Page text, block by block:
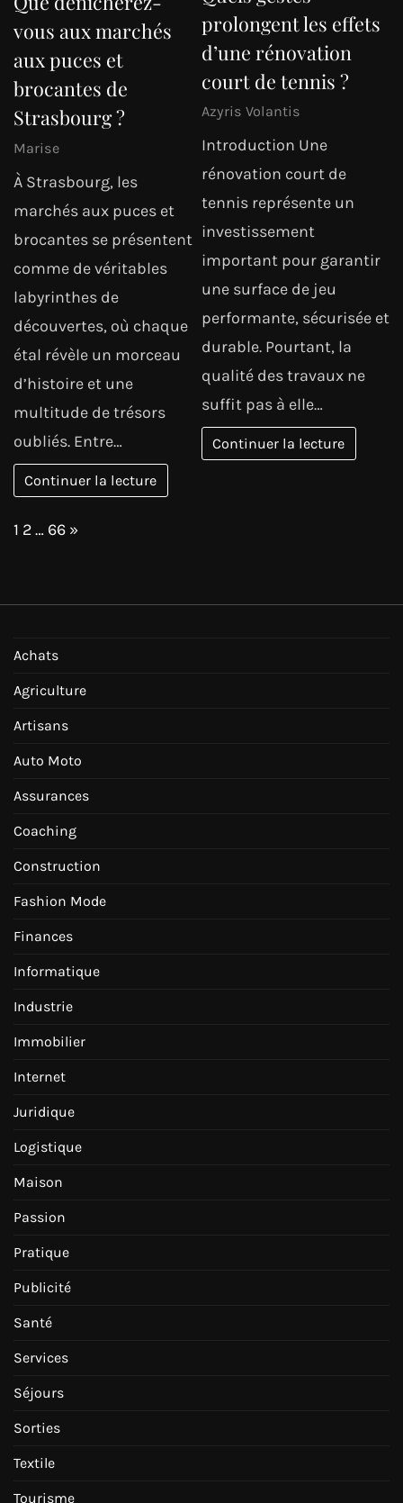
vous aux marchés
aux puces et
brocantes de
Strasbourg ?
Marise
À Strasbourg, les
marchés aux puces et
brocantes se présentent
comme de véritables
labyrinthes de
découvertes, où chaque
étal révèle un morceau
d’histoire et une
multitude de trésors
oubliés. Entre…
Continuer la lecture
prolongent les effets
d’une rénovation
court de tennis ?
Azyris Volantis
Introduction Une
rénovation court de
tennis représente un
investissement
important pour garantir
une surface de jeu
performante, sécurisée et
durable. Pourtant, la
qualité des travaux ne
suffit pas à elle…
Continuer la lecture
Page:
1 2… 66 Next
»
Achats
Agriculture
Artisans
Auto Moto
Assurances
Coaching
Construction
Fashion Mode
Finances
Informatique
Industrie
Immobilier
Internet
Juridique
Logistique
Maison
Passion
Pratique
Publicité
Santé
Services
Séjours
Sorties
Textile
Tourisme